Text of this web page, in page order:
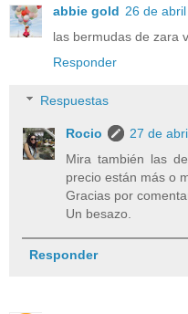
abbie gold 26 de
las bermudas de zara
Responder
Respuestas
Rocio
27 de
Mira también las
precio están más o
Gracias por
Un besazo.
Responder